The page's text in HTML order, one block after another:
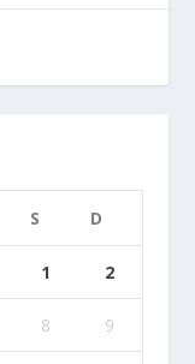
S D
1 2
8 9